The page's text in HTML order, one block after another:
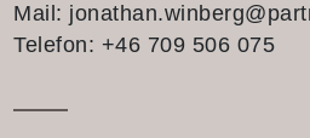
Mail:
Telefon: +46 709 506 075